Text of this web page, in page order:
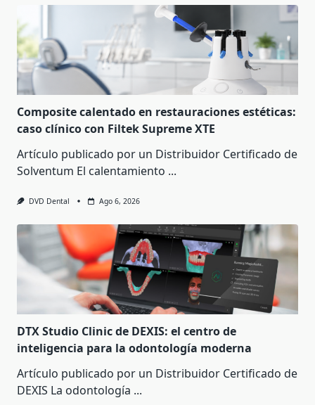
Composite calentado en restauraciones estéticas:
caso clínico con Filtek Supreme XTE
Artículo publicado por un Distribuidor Certificado de
Solventum El calentamiento ...
DVD Dental Ago 6, 2026
DTX Studio Clinic de DEXIS: el centro de
inteligencia para la odontología moderna
Artículo publicado por un Distribuidor Certificado de
DEXIS La odontología ...